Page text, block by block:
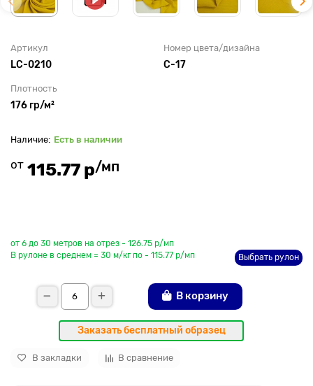
Артикул
LС-0210
Номер цвета/дизайна
C-17
Плотность
176 гр/м²
Есть в наличии
от 115.77 р/мп
от 6 до 30 метров на отрез - 126.75 р/мп
В рулоне в среднем = 30 м/кг по - 115.77 р/мп
Выбрать рулон
В корзину
Заказать бесплатный образец
В закладки В сравнение